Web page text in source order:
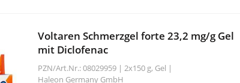
Voltaren Schmerzgel forte 23,2 mg/g Gel
mit Diclofenac
PZN/Art.Nr.: 08029959 | 2x150 g, Gel |
Haleon Germany GmbH